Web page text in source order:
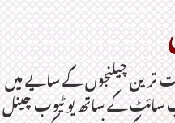
ترین چیلنجوں کے سایے میں
کے ساتھ یو ٹیوب چینل